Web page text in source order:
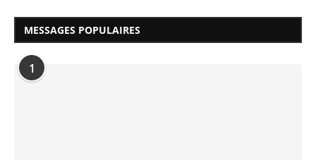
MESSAGES POPULAIRES
1